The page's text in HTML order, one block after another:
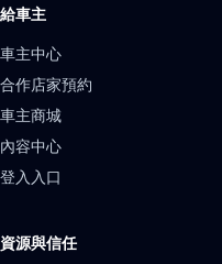
給車主
車主中心
合作店家預約
車主商城
內容中心
登入入口
資源與信任